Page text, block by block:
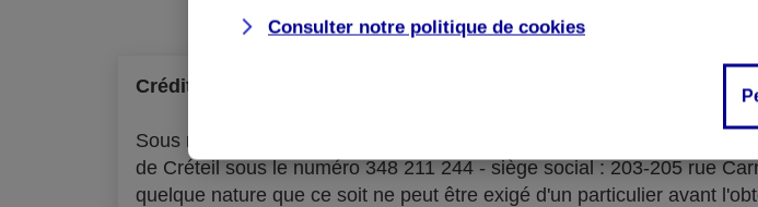
Crédit à la consommation
Sous réserve d'acceptation par l'organisme prêteur : AXA Banque
de Créteil sous le numéro 348 211 244 - siège social : 203-205 rue
quelque nature que ce soit ne peut être exigé d'un particulier avant
Consulter notre politique de cookies